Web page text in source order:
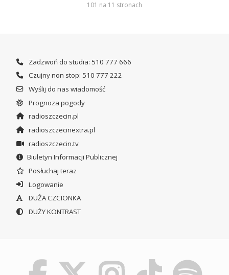
101 na 11 stronach
Zadzwoń do studia: 510 777 666
Czujny non stop: 510 777 222
Wyślij do nas wiadomość
Prognoza pogody
radioszczecin.pl
radioszczecinextra.pl
radioszczecin.tv
Biuletyn Informacji Publicznej
Posłuchaj teraz
Logowanie
DUŻA CZCIONKA
DUŻY KONTRAST